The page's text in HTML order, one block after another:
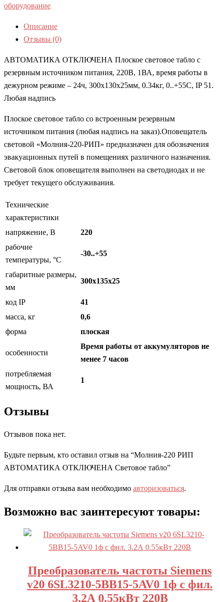
оборудование
Описание
Отзывы (0)
АВТОМАТИКА ОТКЛЮЧЕНА Плоское световое табло с
резервным источником питания, 220В, 1ВА, время работы в
дежурном режиме – 24ч, 300х130х25мм, 0.34кг, 0..+55С, IP 51.
Любая надпись
Плоское световое табло со встроенным резервным
источником питания (любая надпись на заказ).Оповещатель
световой «Молния-220-РИП» предназначен для обозначения
эвакуационных путей в помещениях различного назначения.
Световой блок оповещателя выполнен на светодиодах и не
требует текущего обслуживания.
Технические
характеристики
напряжение, В
220
рабочие
температуры, °С
-30..+55
габаритные размеры,
мм
300х135х25
код IP
41
масса, кг
0,6
форма
плоская
особенности
Время работы от аккумуляторов не
менее 7 часов
потребляемая
мощность, ВА
1
Отзывы
Отзывов пока нет.
Будьте первым, кто оставил отзыв на “Молния-220 РИП
АВТОМАТИКА ОТКЛЮЧЕНА Световое табло”
Для отправки отзыва вам необходимо авторизоваться.
Возможно вас заинтересуют товары:
Преобразователь частоты Siemens
v20 6SL3210-5BB15-5AV0 1ф с фил.
3.2А 0.55кВт 220В